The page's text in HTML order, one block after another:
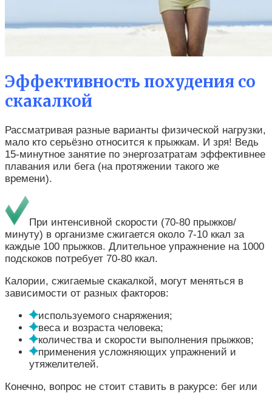
Эффективность похудения со
скакалкой
Рассматривая разные варианты физической нагрузки,
мало кто серьёзно относится к прыжкам. И зря! Ведь
15-минутное занятие по энергозатратам эффективнее
плавания или бега (на протяжении такого же
времени).
При интенсивной скорости (70-80 прыжков/
минуту) в организме сжигается около 7-10 ккал за
каждые 100 прыжков. Длительное упражнение на 1000
подскоков потребует 70-80 ккал.
Калории, сжигаемые скакалкой, могут меняться в
зависимости от разных факторов:
используемого снаряжения;
веса и возраста человека;
количества и скорости выполнения прыжков;
применения усложняющих упражнений и
утяжелителей.
Конечно, вопрос не стоит ставить в ракурсе: бег или